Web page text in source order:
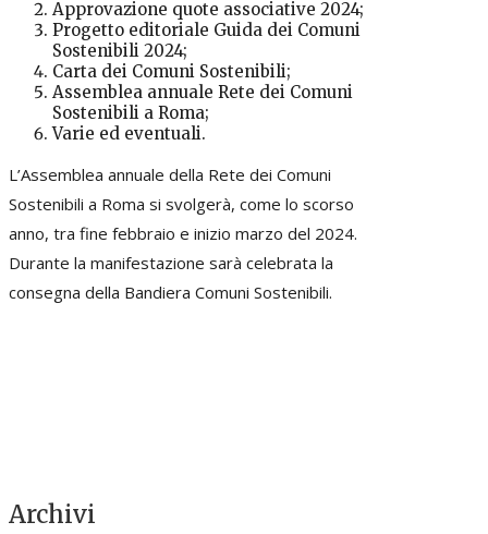
Approvazione quote associative 2024;
Progetto editoriale Guida dei Comuni
Sostenibili 2024;
Carta dei Comuni Sostenibili;
Assemblea annuale Rete dei Comuni
Sostenibili a Roma;
Varie ed eventuali.
L’Assemblea annuale della Rete dei Comuni
Sostenibili a Roma si svolgerà, come lo scorso
anno, tra fine febbraio e inizio marzo del 2024.
Durante la manifestazione sarà celebrata la
consegna della Bandiera Comuni Sostenibili.
Archivi